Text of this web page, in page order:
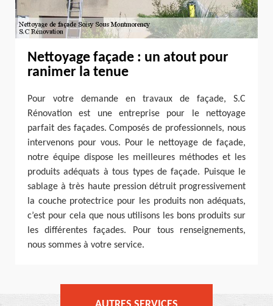
Nettoyage façade : un atout pour
ranimer la tenue
Pour votre demande en travaux de façade, S.C
Rénovation est une entreprise pour le nettoyage
parfait des façades. Composés de professionnels, nous
intervenons pour vous. Pour le nettoyage de façade,
notre équipe dispose les meilleures méthodes et les
produits adéquats à tous types de façade. Puisque le
sablage à très haute pression détruit progressivement
la couche protectrice pour les produits non adéquats,
c’est pour cela que nous utilisons les bons produits sur
les différentes façades. Pour tous renseignements,
nous sommes à votre service.